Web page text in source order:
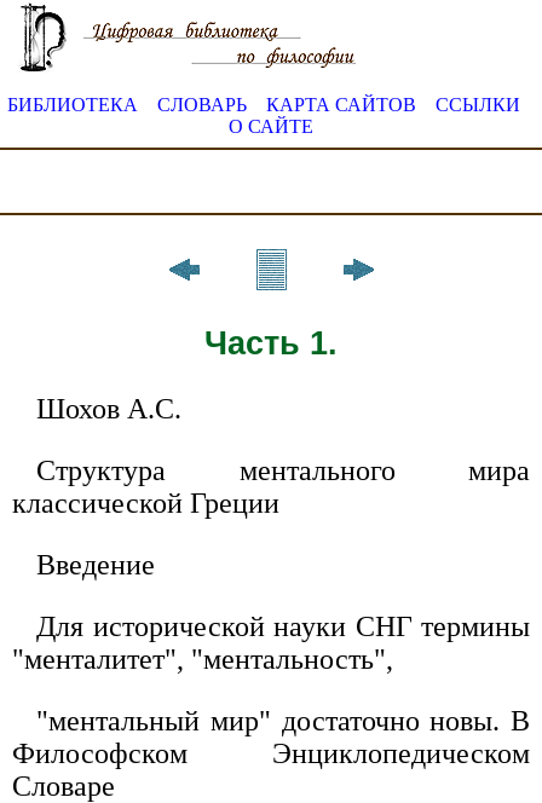
БИБЛИОТЕКА СЛОВАРЬ КАРТА САЙТОВ
ССЫЛКИ
О САЙТЕ
Часть 1.
Шохов А.С.
Структура ментального мира
классической Греции
Введение
Для исторической науки СНГ термины
"менталитет", "ментальность",
"ментальный мир" достаточно новы. В
Философском Энциклопедическом
Словаре